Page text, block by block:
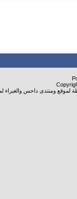
لموقع ومنتدى داحس